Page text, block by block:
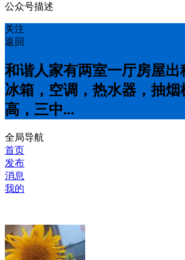
公众号描述
关注
返回
和谐人家有两室一厅房屋出
冰箱，空调，热水器，抽
高，三中...
全局导航
首页
发布
消息
我的